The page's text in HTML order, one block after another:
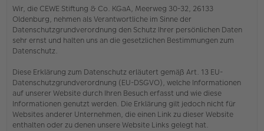
Wir, die CEWE Stiftung & Co. KGaA, Meerweg 30-32, 26133
Oldenburg, nehmen als Verantwortliche im Sinne der
Datenschutzgrundverordnung den Schutz Ihrer persönlichen Daten
sehr ernst und halten uns an die gesetzlichen Bestimmungen zum
Datenschutz.
Diese Erklärung zum Datenschutz erläutert gemäß Art. 13 EU-
Datenschutzgrundverordnung (EU-DSGVO), welche Informationen
auf unserer Website durch Ihren Besuch erfasst und wie diese
Informationen genutzt werden. Die Erklärung gilt jedoch nicht für
Websites anderer Unternehmen, die einen Link zu dieser Website
enthalten oder zu denen unsere Website Links gelegt hat.